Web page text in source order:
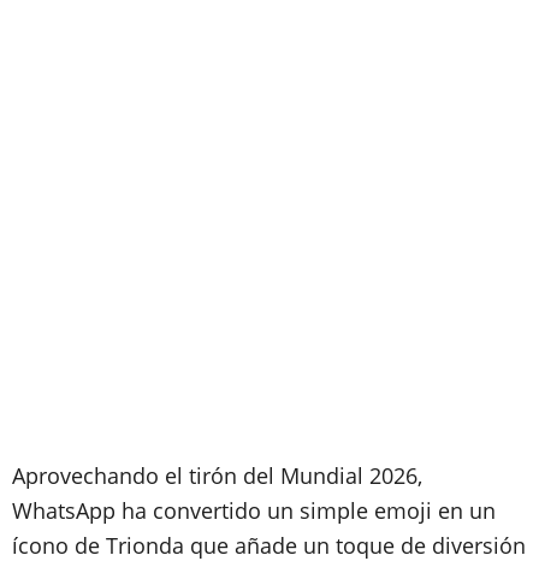
Aprovechando el tirón del Mundial 2026,
WhatsApp ha convertido un simple emoji en un
ícono de Trionda que añade un toque de diversión